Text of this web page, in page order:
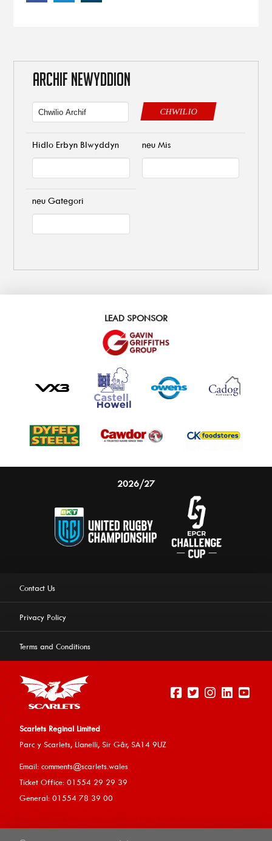
experience on our website. Learn more
Allow cookies
ARCHIF NEWYDDION
CHWILIO
Hidlo Erbyn Blwyddyn neu Mis
neu Gategori
LEAD SPONSOR
2026/27
Contact Us
Privacy Policy
Terms and Conditions
Scarlets Reginal Limited
Parc y Scarlets, Llanelli, Sir Gâr, SA14 9UZ
Email: comments@scarlets.wales
Ticket Office: 01554 29 29 39
General: 01554 78 39 00